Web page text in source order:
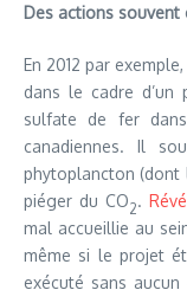
Des actions souvent
En 2012 par
dans le cadre d’un
sulfate de fer
canadiennes. Il
phytoplancton (dont
piéger du CO2.
mal accueillie au
même si le projet
exécuté sans